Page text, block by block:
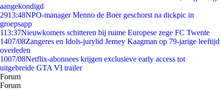
aangekondigd
2913:48NPO-manager Menno de Boer geschorst na dickpic in
groepsapp
113:37Nieuwkomers schitteren bij ruime Europese zege FC Twente
1407/08Zangeres en Idols-jurylid Jerney Kaagman op 79-jarige leeftijd
overleden
1007/08Netflix-abonnees krijgen exclusieve early access tot
uitgebreide GTA VI trailer
Forum
Forum